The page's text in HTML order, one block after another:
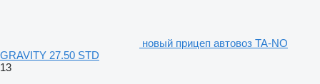
новый прицеп автовоз TA-NO
GRAVITY 27.50 STD
13